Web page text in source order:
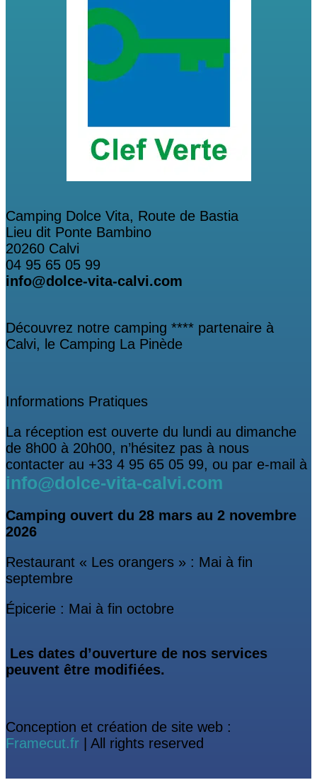
Camping Dolce Vita, Route de Bastia
Lieu dit Ponte Bambino
20260 Calvi
04 95 65 05 99
info@dolce-vita-calvi.com
Découvrez notre camping **** partenaire à
Calvi, le Camping La Pinède
Informations Pratiques
La réception est ouverte du lundi au dimanche
de 8h00 à 20h00, n’hésitez pas à nous
contacter au +33 4 95 65 05 99, ou par e-mail à
info@dolce-vita-calvi.com
Camping ouvert du 28 mars au 2 novembre
2026
Restaurant « Les orangers » : Mai à fin
septembre
Épicerie : Mai à fin octobre
Les dates d’ouverture de nos services
peuvent être modifiées.
Conception et création de site web :
Framecut.fr | All rights reserved